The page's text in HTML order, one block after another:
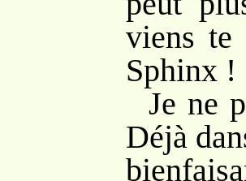
viens te
Sphinx !
Je ne
Déjà